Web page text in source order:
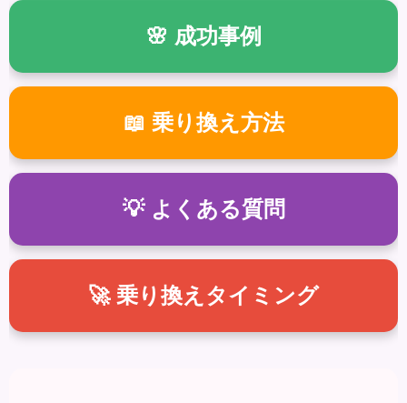
🌸 成功事例
📖 乗り換え方法
💡 よくある質問
🚀 乗り換えタイミング